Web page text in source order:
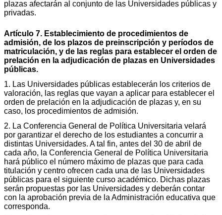
plazas afectarán al conjunto de las Universidades públicas y
privadas.
Artículo 7. Establecimiento de procedimientos de
admisión, de los plazos de preinscripción y períodos de
matriculación, y de las reglas para establecer el orden de
prelación en la adjudicación de plazas en Universidades
públicas.
1. Las Universidades públicas establecerán los criterios de
valoración, las reglas que vayan a aplicar para establecer el
orden de prelación en la adjudicación de plazas y, en su
caso, los procedimientos de admisión.
2. La Conferencia General de Política Universitaria velará
por garantizar el derecho de los estudiantes a concurrir a
distintas Universidades. A tal fin, antes del 30 de abril de
cada año, la Conferencia General de Política Universitaria
hará público el número máximo de plazas que para cada
titulación y centro ofrecen cada una de las Universidades
públicas para el siguiente curso académico. Dichas plazas
serán propuestas por las Universidades y deberán contar
con la aprobación previa de la Administración educativa que
corresponda.